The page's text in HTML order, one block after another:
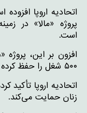
پروژه «مالا» در
است.
۵۰۰ شغل را حفظ کرده است.
اتحادیه اروپا تأکید
زنان حمایت می‌کند.